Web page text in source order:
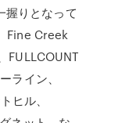
握りとなって
Fine Creek
FULLCOUNT
ライン、
ヒル、